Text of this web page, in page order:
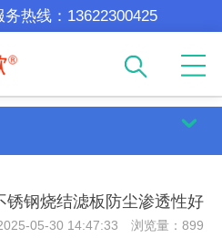
热线： 13622300425
锈钢烧结滤板防尘渗透性好
05-30 14:47:33 浏览量：899